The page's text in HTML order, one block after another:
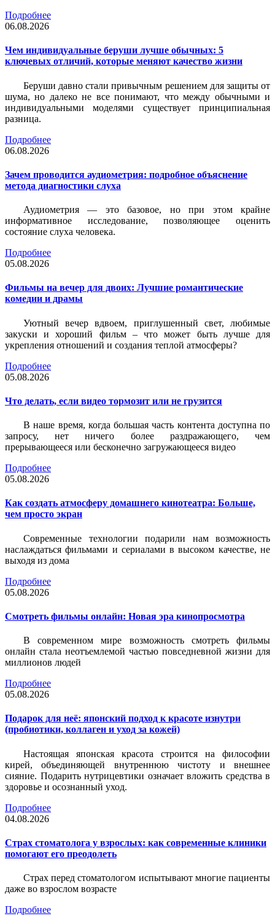
Подробнее
06.08.2026
Чем индивидуальные беруши лучше обычных: 5
ключевых отличий, которые меняют качество жизни
Беруши давно стали привычным решением для защиты от
шума, но далеко не все понимают, что между обычными и
индивидуальными моделями существует принципиальная
разница.
Подробнее
06.08.2026
Зачем проводится аудиометрия: подробное объяснение
метода диагностики слуха
Аудиометрия — это базовое, но при этом крайне
информативное исследование, позволяющее оценить
состояние слуха человека.
Подробнее
05.08.2026
Фильмы на вечер для двоих: Лучшие романтические
комедии и драмы
Уютный вечер вдвоем, приглушенный свет, любимые
закуски и хороший фильм – что может быть лучше для
укрепления отношений и создания теплой атмосферы?
Подробнее
05.08.2026
Что делать, если видео тормозит или не грузится
В наше время, когда большая часть контента доступна по
запросу, нет ничего более раздражающего, чем
прерывающееся или бесконечно загружающееся видео
Подробнее
05.08.2026
Как создать атмосферу домашнего кинотеатра: Больше,
чем просто экран
Современные технологии подарили нам возможность
наслаждаться фильмами и сериалами в высоком качестве, не
выходя из дома
Подробнее
05.08.2026
Смотреть фильмы онлайн: Новая эра кинопросмотра
В современном мире возможность смотреть фильмы
онлайн стала неотъемлемой частью повседневной жизни для
миллионов людей
Подробнее
05.08.2026
Подарок для неё: японский подход к красоте изнутри
(пробиотики, коллаген и уход за кожей)
Настоящая японская красота строится на философии
кирей, объединяющей внутреннюю чистоту и внешнее
сияние. Подарить нутрицевтики означает вложить средства в
здоровье и осознанный уход.
Подробнее
04.08.2026
Страх стоматолога у взрослых: как современные клиники
помогают его преодолеть
Страх перед стоматологом испытывают многие пациенты
даже во взрослом возрасте
Подробнее